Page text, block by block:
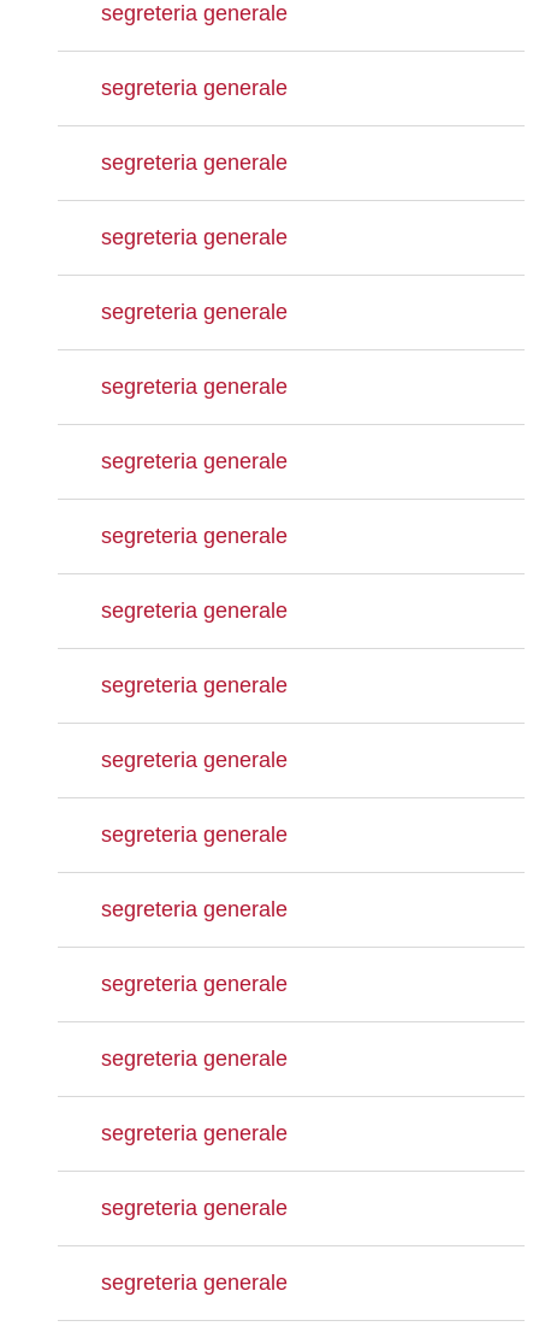
segreteria generale
segreteria generale
segreteria generale
segreteria generale
segreteria generale
segreteria generale
segreteria generale
segreteria generale
segreteria generale
segreteria generale
segreteria generale
segreteria generale
segreteria generale
segreteria generale
segreteria generale
segreteria generale
segreteria generale
segreteria generale